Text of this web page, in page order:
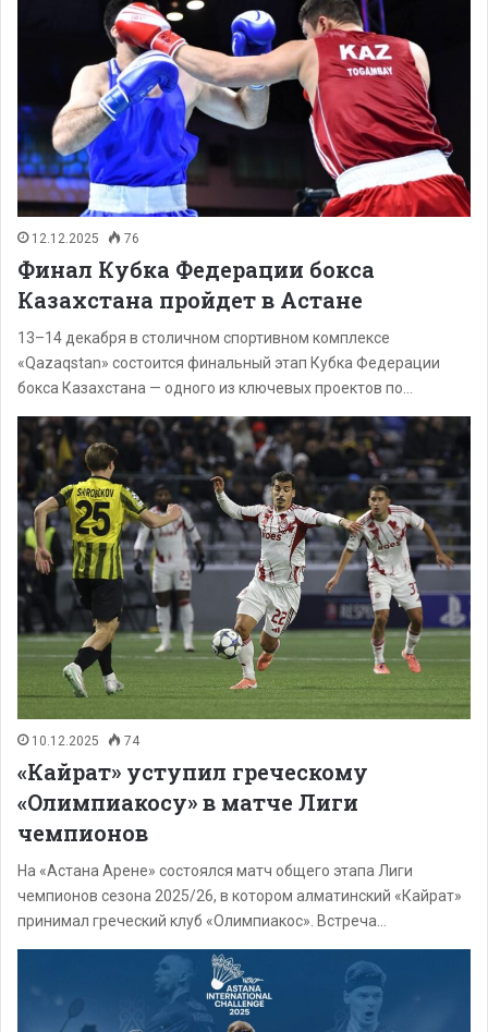
12.12.2025 76
Финал Кубка Федерации бокса
Казахстана пройдет в Астане
13–14 декабря в столичном спортивном комплексе
«Qazaqstan» состоится финальный этап Кубка Федерации
бокса Казахстана — одного из ключевых проектов по…
10.12.2025 74
«Кайрат» уступил греческому
«Олимпиакосу» в матче Лиги
чемпионов
На «Астана Арене» состоялся матч общего этапа Лиги
чемпионов сезона 2025/26, в котором алматинский «Кайрат»
принимал греческий клуб «Олимпиакос». Встреча…